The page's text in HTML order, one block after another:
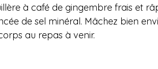
à café de gingembre frais et
de sel minéral. Mâchez bien
au repas à venir.